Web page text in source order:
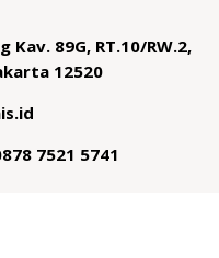
Kav. 89G, RT.10/RW.2,
12520
7521 5741